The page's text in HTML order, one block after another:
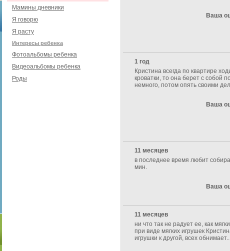
Мамины дневники
Я говорю
Я расту
Интересы ребенка
Фотоальбомы ребенка
Видеоальбомы ребенка
Роды
Ваша
1 год
Кристина всегда по квартире
кроватки, то она берет с собой
немного, потом опять своими
Ваша
11 месяцев
в последнее время любит
мин.
Ваша
11 месяцев
ни что так не радует ее, как
при виде мягких игрушек
игрушки к другой, всех